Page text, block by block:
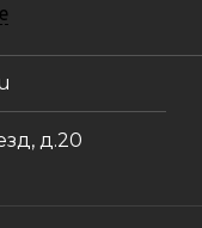
д.20